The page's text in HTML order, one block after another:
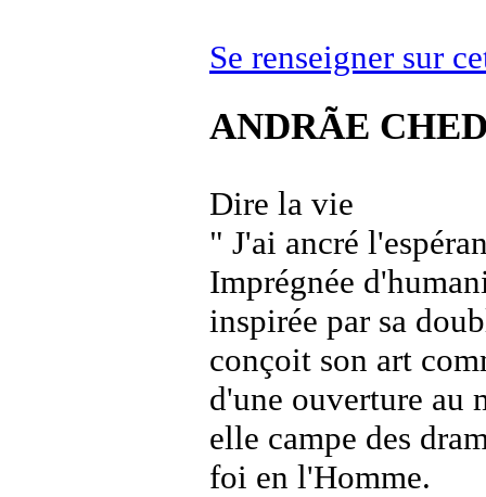
Se renseigner sur
ANDRÃE
Dire la vie
" J'ai ancré
Imprégnée
inspirée par sa
conçoit son art
d'une ouverture au
elle campe des
foi en l'Homme.